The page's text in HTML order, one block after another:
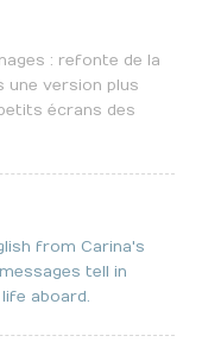
: refonte de la
une version plus
écrans des
from Carina's
tell in
aboard.